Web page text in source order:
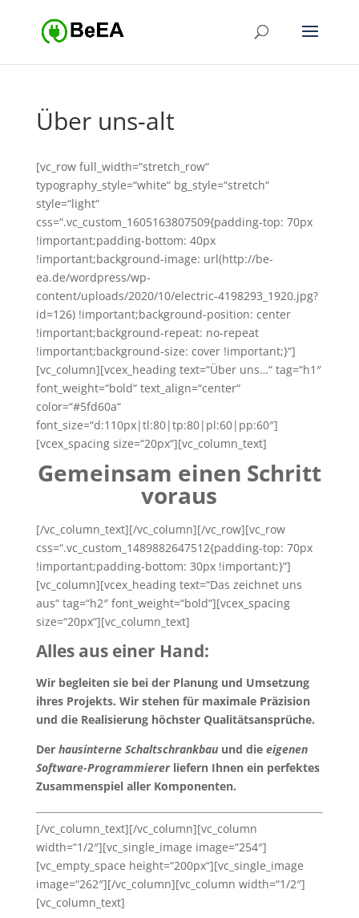
Über uns-alt
[vc_row full_width=“stretch_row“
typography_style=“white“ bg_style=“stretch“
style=“light“
css=“.vc_custom_1605163807509{padding-top: 70px
!important;padding-bottom: 40px
!important;background-image: url(http://be-
ea.de/wordpress/wp-
content/uploads/2020/10/electric-4198293_1920.jpg?
id=126) !important;background-position: center
!important;background-repeat: no-repeat
!important;background-size: cover !important;}“]
[vc_column][vcex_heading text=“Über uns…“ tag=“h1″
font_weight=“bold“ text_align=“center“
color=“#5fd60a“
font_size=“d:110px|tl:80|tp:80|pl:60|pp:60″]
[vcex_spacing size=“20px“][vc_column_text]
Gemeinsam einen Schritt
voraus
[/vc_column_text][/vc_column][/vc_row][vc_row
css=“.vc_custom_1489882647512{padding-top: 70px
!important;padding-bottom: 30px !important;}“]
[vc_column][vcex_heading text=“Das zeichnet uns
aus“ tag=“h2″ font_weight=“bold“][vcex_spacing
size=“20px“][vc_column_text]
Alles aus einer Hand:
Wir begleiten sie bei der Planung und Umsetzung
ihres Projekts. Wir stehen für maximale Präzision
und die Realisierung höchster Qualitätsansprüche.
Der hausinterne Schaltschrankbauund die eigenen
Software-Programmiererliefern Ihnen ein perfektes
Zusammenspiel aller Komponenten.
[/vc_column_text][/vc_column][vc_column
width=“1/2″][vc_single_image image=“254″]
[vc_empty_space height=“200px“][vc_single_image
image=“262″][/vc_column][vc_column width=“1/2″]
[vc_column_text]